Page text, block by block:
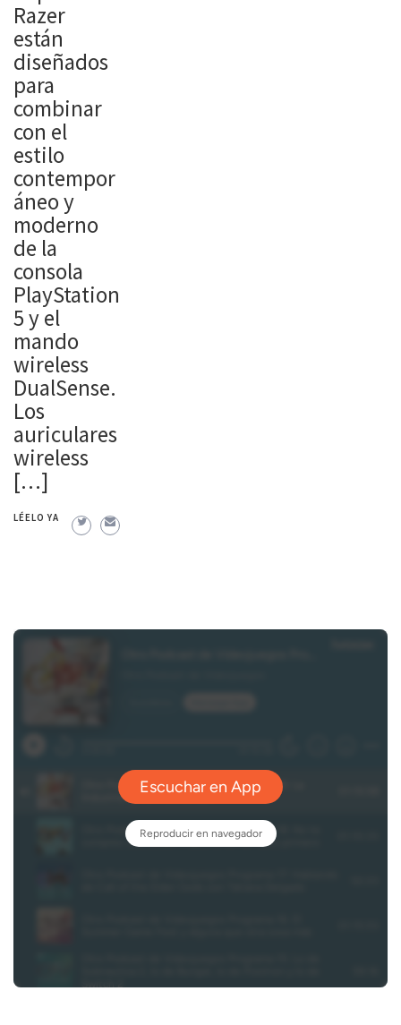
Razer
están
diseñados
para
combinar
con el
estilo
contempor
áneo y
moderno
de la
consola
PlayStation
5 y el
mando
wireless
DualSense.
Los
auriculares
wireless
[…]
LÉELO YA